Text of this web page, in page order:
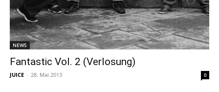
NEWS
Fantastic Vol. 2 (Verlosung)
JUICE - 28. Mai 2013 0